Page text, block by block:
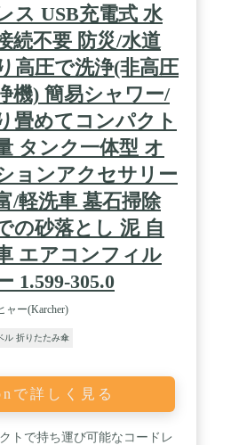
クスペリエンスなど、お気に
つけられます。Xbox Cloud
(ロブロックス)、Lego
(ねこあつめ)、Samba DE
ーゴ)、Assasin's Creed (アサシ
新ゲームも遊ぶことができま
間は平均2.2時間 。バッテリ
用すれば、さらに駆動時間を
。付属の18W電源アダプター
ル充電してください。* (*バ
デバイスの設定、使用状況、
Bluetoothの使用、ワイヤレス
要因によって決まります。) /
、より快適に、より長時間プ
機能が増え、Quest2よりスリ
で、自分にぴったりのフィッ
。 / プライバシー機能と管理
員が安全に楽しめます。オン
さい。
ス USB充電式 水
続不要 防災/水道
高圧で洗浄(非高圧
機) 簡易シャワー/
畳めてコンパクト
タンク一体型 オ
ョンアクセサリー
/軽洗車 墓石掃除
の砂落とし 泥 自
エアコンフィル
1.599-305.0
ャー(Karcher)
ル 折りたたみ傘
で詳しく見る
トで持ち運び可能なコードレ